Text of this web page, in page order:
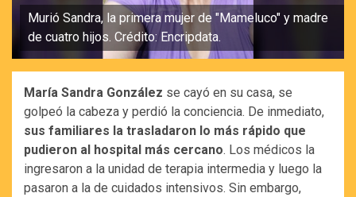
Murió Sandra, la primera mujer de "Mameluco" y madre
de cuatro hijos. Crédito: Encripdata.
María Sandra González se cayó en su casa, se
golpeó la cabeza y perdió la conciencia. De inmediato,
sus familiares la trasladaron lo más rápido que
pudieron al hospital más cercano. Los médicos la
ingresaron a la unidad de terapia intermedia y luego la
pasaron a la de cuidados intensivos. Sin embargo,